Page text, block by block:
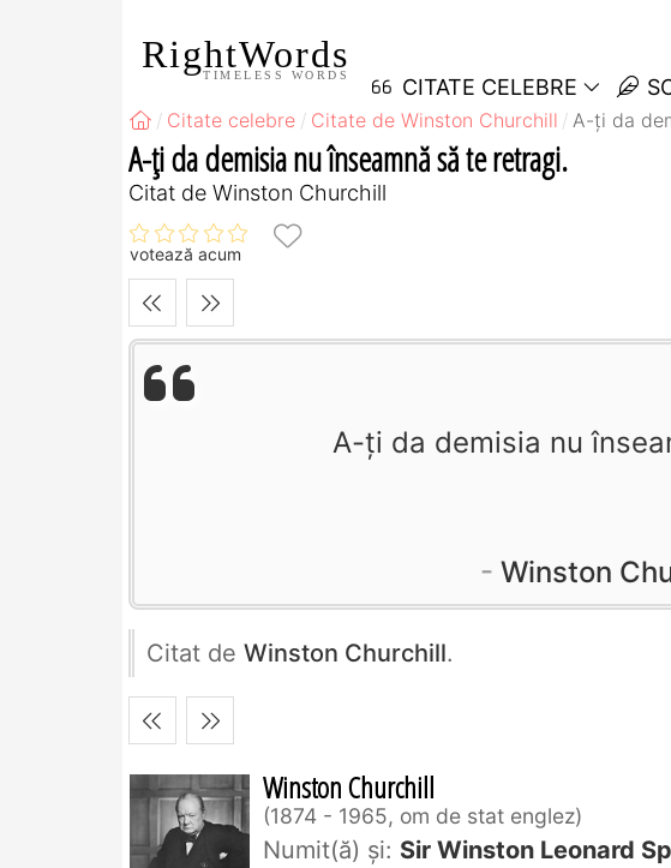
RightWords
TIMELESS WORDS CITATE CELEBRE
Citate celebre Citate de Winston Churchill A-ţi da
A-ţi da demisia nu înseamnă să te retragi.
Citat de Winston Churchill
votează acum
A-ţi da demisia nu
Winston
Citat de Winston Churchill.
Winston Churchill
1874 - 1965, om de stat englez
Numit(ă) și: Sir Winston Leonard